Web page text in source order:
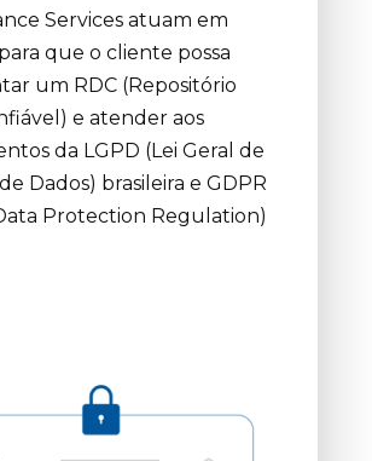
Services atuam em
que o cliente possa
um RDC (Repositório
e atender aos
da LGPD (Lei Geral de
Dados) brasileira e GDPR
Protection Regulation)